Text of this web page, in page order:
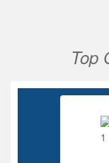
Top
Vorherige